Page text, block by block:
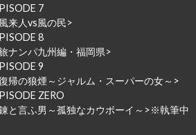
7
風来人vs風の民>
8
ナンパ九州編・福岡県>
9
帰の狼煙～ジャルム・スーパーの女～ >
ZERO
と言ふ男～孤独なカウボーイ～ >※執筆中